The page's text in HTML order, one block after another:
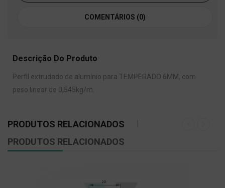
COMENTÁRIOS (0)
Descrição Do Produto
Perfil extrudado de alumínio para TEMPERADO 6MM, com
peso linear de 0,545kg/m.
PRODUTOS RELACIONADOS
PRODUTOS RELACIONADOS